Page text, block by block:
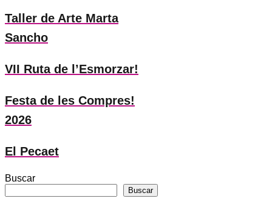
Taller de Arte Marta
Sancho
VII Ruta de l’Esmorzar!
Festa de les Compres!
2026
El Pecaet
Buscar
Buscar